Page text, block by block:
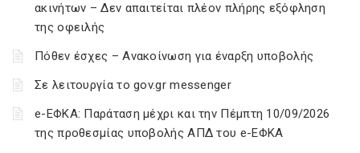
ακινήτων – Δεν απαιτείται πλέον πλήρης εξόφληση
της οφειλής
Πόθεν έσχες – Ανακοίνωση για έναρξη υποβολής
Σε λειτουργία το gov.gr messenger
e-ΕΦΚΑ: Παράταση μέχρι και την Πέμπτη 10/09/2026
της προθεσμίας υποβολής ΑΠΔ του e-ΕΦΚΑ